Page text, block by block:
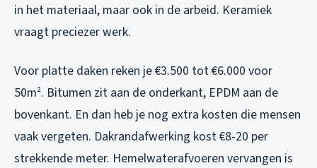
in het materiaal, maar ook in de arbeid. Keramiek
vraagt preciezer werk.
Voor platte daken reken je €3.500 tot €6.000 voor
50m². Bitumen zit aan de onderkant, EPDM aan de
bovenkant. En dan heb je nog extra kosten die mensen
vaak vergeten. Dakrandafwerking kost €8-20 per
strekkende meter. Hemelwaterafvoeren vervangen is